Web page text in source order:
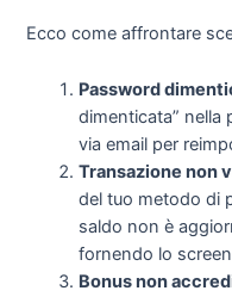
Ecco come affrontare
Password
dimenticata” nella
via email per
Transazione non
del tuo metodo di
saldo non è
fornendo lo
Bonus non